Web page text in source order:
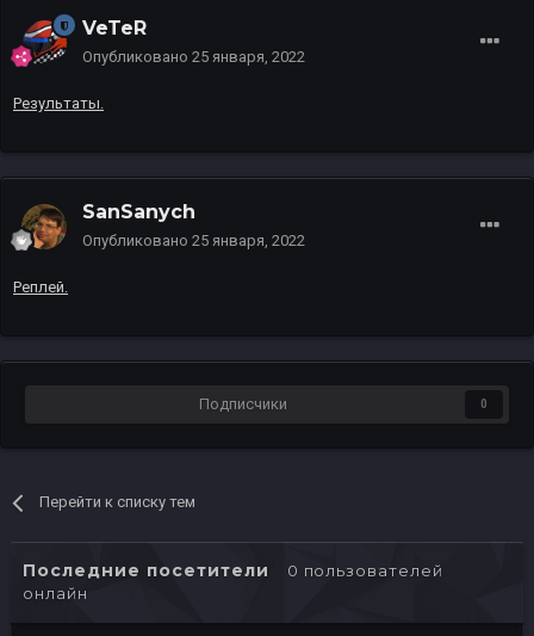
VeTeR
Опубликовано 25 января, 2022
Результаты.
SanSanych
Опубликовано 25 января, 2022
Реплей.
Подписчики 0
Перейти к списку тем
Последние посетители
0 пользователей
онлайн